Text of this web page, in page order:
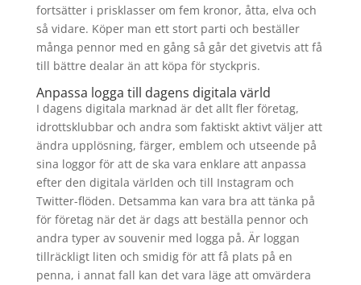
fortsätter i prisklasser om fem kronor, åtta, elva och
så vidare. Köper man ett stort parti och beställer
många pennor med en gång så går det givetvis att få
till bättre dealar än att köpa för styckpris.
Anpassa logga till dagens digitala värld
I dagens digitala marknad är det allt fler företag,
idrottsklubbar och andra som faktiskt aktivt väljer att
ändra upplösning, färger, emblem och utseende på
sina loggor för att de ska vara enklare att anpassa
efter den digitala världen och till Instagram och
Twitter-flöden. Detsamma kan vara bra att tänka på
för företag när det är dags att beställa pennor och
andra typer av souvenir med logga på. Är loggan
tillräckligt liten och smidig för att få plats på en
penna, i annat fall kan det vara läge att omvärdera